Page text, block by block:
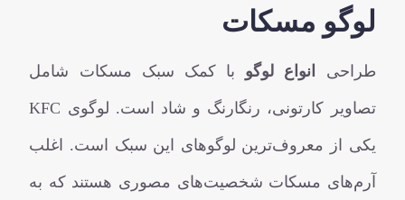
لوگو مسکات
طراحی انواع لوگو با کمک سبک مسکات شامل
تصاویر کارتونی، رنگارنگ و شاد است. لوگوی KFC
یکی از معروف‌ترین لوگوهای این سبک است. اغلب
آرم‌های مسکات شخصیت‌های مصوری هستند که به